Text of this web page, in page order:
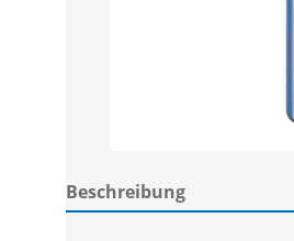
Beschreibung